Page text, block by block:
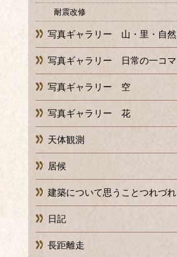
耐震改修
写真ギャラリー 山・里・自然
写真ギャラリー 日常の一コマ
写真ギャラリー 空
写真ギャラリー 花
天体観測
居候
建築について思うことつれづれ
日記
長距離走